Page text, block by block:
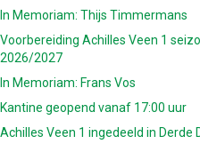
In Memoriam: Thijs Timmermans
Voorbereiding Achilles Veen 1
2026/2027
In Memoriam: Frans Vos
Kantine geopend vanaf 17:00 uur
Achilles Veen 1 ingedeeld in Derde